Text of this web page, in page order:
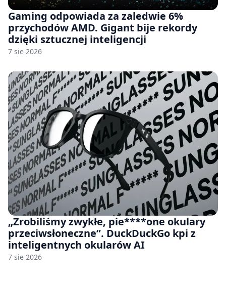
Gaming odpowiada za zaledwie 6%
przychodów AMD. Gigant bije rekordy
dzięki sztucznej inteligencji
7 sie 2026
„Zrobiliśmy zwykłe, pie****one okulary
przeciwsłoneczne”. DuckDuckGo kpi z
inteligentnych okularów AI
7 sie 2026